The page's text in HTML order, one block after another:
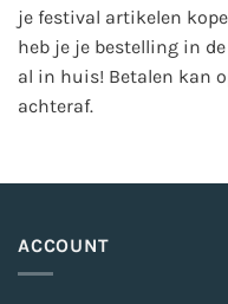
je festival artikelen
heb je je bestelling in
al in huis! Betalen kan
achteraf.
ACCOUNT